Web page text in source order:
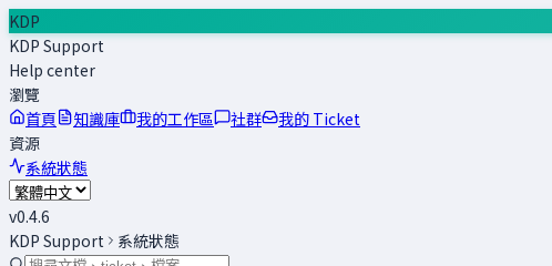
KDP
KDP Support
Help center
瀏覽
首頁
知識庫 我的工作區 社群
我的 Ticket
資源
系統狀態
v0.4.6
KDP Support
系統狀態